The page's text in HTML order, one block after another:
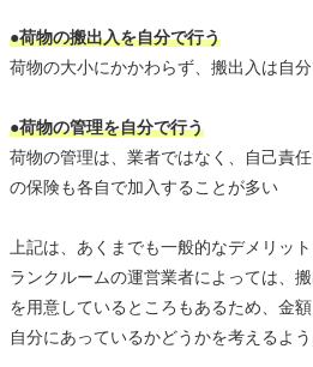
●荷物の搬出入を自分で行う
荷物の大小にかかわらず、搬出入は自
●荷物の管理を自分で行う
荷物の管理は、業者ではなく、自己責
の保険も各自で加入することが多い
上記は、あくまでも一般的なデメリッ
ランクルームの運営業者によっては、
を用意しているところもあるため、金
自分にあっているかどうかを考えるよう